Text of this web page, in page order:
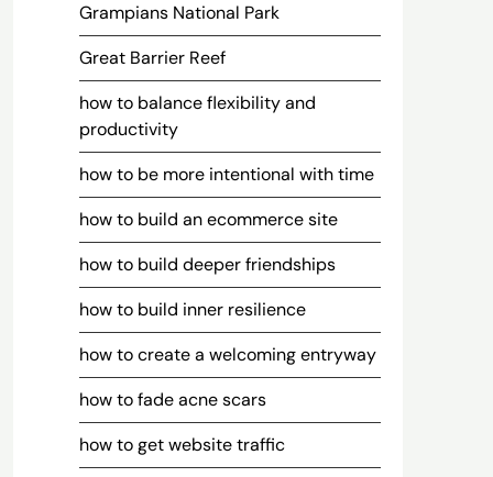
Grampians National Park
Great Barrier Reef
how to balance flexibility and
productivity
how to be more intentional with time
how to build an ecommerce site
how to build deeper friendships
how to build inner resilience
how to create a welcoming entryway
how to fade acne scars
how to get website traffic